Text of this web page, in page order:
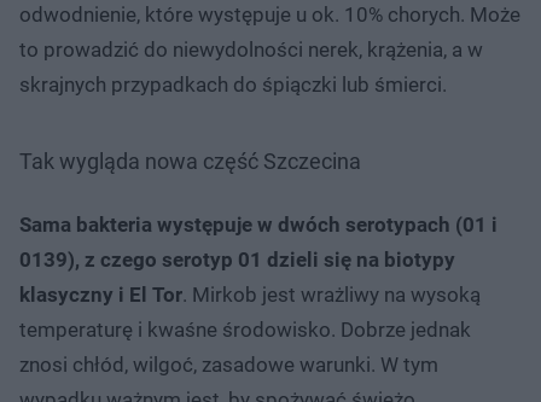
odwodnienie, które występuje u ok. 10% chorych. Może
to prowadzić do niewydolności nerek, krążenia, a w
skrajnych przypadkach do śpiączki lub śmierci.
Tak wygląda nowa część Szczecina
Sama bakteria występuje w dwóch serotypach (01 i
0139), z czego serotyp 01 dzieli się na biotypy
klasyczny i El Tor. Mirkob jest wrażliwy na wysoką
temperaturę i kwaśne środowisko. Dobrze jednak
znosi chłód, wilgoć, zasadowe warunki. W tym